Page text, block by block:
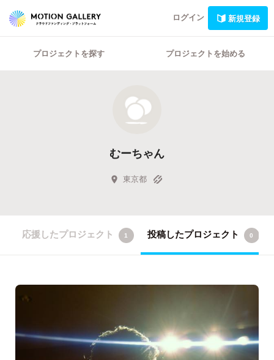
ログイン 新規登録
プロジェクトを探す プロジェクトを始める
むーちゃん
東京都
応援したプロジェクト 1 投稿したプロジェクト 0